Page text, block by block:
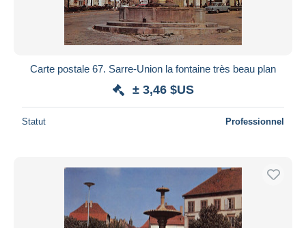
Carte postale 67. Sarre-Union la fontaine très beau plan
± 3,46 $US
Statut Professionnel